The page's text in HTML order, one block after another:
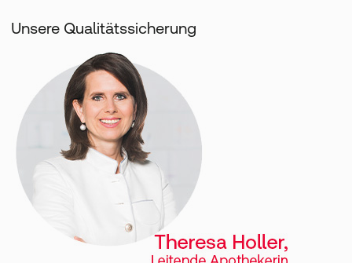
Unsere Qualitätssicherung